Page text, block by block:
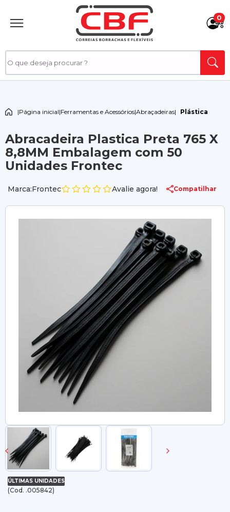
0
|Página inicial|Ferramentas e Acessórios|Abraçadeiras| Plástica
Abracadeira Plastica Preta 765 X
8,8MM Embalagem com 50
Unidades Frontec
Marca:Frontec Avalie agora! Compatilhar
ÚLTIMAS UNIDADES
(Cod. .005842)